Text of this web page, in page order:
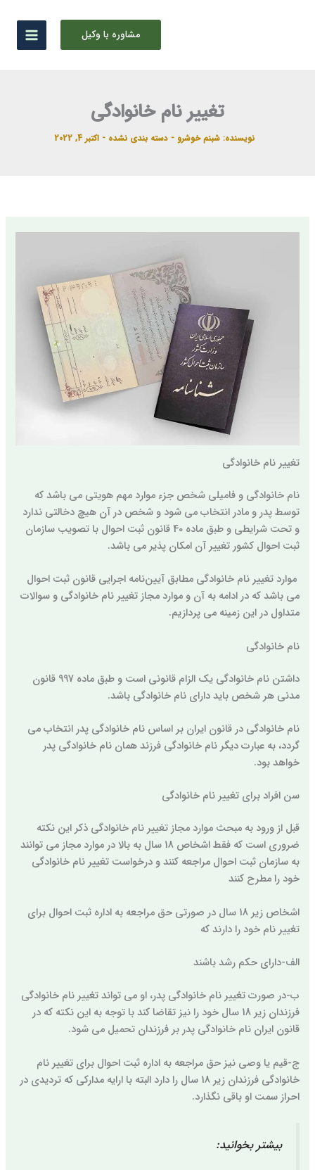
مشاوره با وکیل
تغییر نام خانوادگی
نویسنده: شبنم خوشرو-دسته بندی نشده -اکتبر 4, 2022
تغییر نام خانوادگی
نام خانوادگی و فامیلی شخص جزء موارد مهم هویتی می باشد که
توسط پدر و مادر انتخاب می شود و شخص در آن هیچ دخالتی ندارد
و تحت شرایطی و طبق ماده 40 قانون ثبت احوال با تصویب سازمان
ثبت احوال کشور تغییر آن امکان پذیر می باشد.
موارد تغییر نام خانوادگی مطابق آیین‌نامه اجرایی قانون ثبت احوال
می باشد که در ادامه به آن و موارد مجاز تغییر نام خانوادگی و سوالات
متداول در این زمینه می پردازیم.
نام خانوادگی
داشتن نام خانوادگی یک الزام قانونی است و طبق ماده 997 قانون
مدنی هر شخص باید دارای نام خانوادگی باشد.
نام خانوادگی در قانون ایران بر اساس نام خانوادگی پدر انتخاب می
گردد، به عبارت دیگر نام خانوادگی فرزند همان نام خانوادگی پدر
خواهد بود.
سن افراد برای تغییر نام خانوادگی
قبل از ورود به مبحث موارد مجاز تغییر نام خانوادگی ذکر این نکته
ضروری است که فقط اشخاص 18 سال به بالا در موارد مجاز می توانند
به سازمان ثبت احوال مراجعه کنند و درخواست تغییر نام خانوادگی
خود را مطرح کنند
اشخاص زیر 18 سال در صورتی حق مراجعه به اداره ثبت احوال برای
تغییر نام خود را دارند که
الف-دارای حکم رشد باشند
ب-در صورت تغییر نام خانوادگی پدر، او می تواند تغییر نام خانوادگی
فرزندان زیر 18 سال خود را نیز تقاضا کند با توجه به این نکته که در
قانون ایران نام خانوادگی پدر بر فرزندان تحمیل می شود.
ج-قیم یا وصی نیز حق مراجعه به اداره ثبت احوال برای تغییر نام
خانوادگی فرزندان زیر 18 سال را دارد البته با ارایه مدارکی که تردیدی در
احراز سمت او باقی نگذارد.
بیشتر بخوانید: